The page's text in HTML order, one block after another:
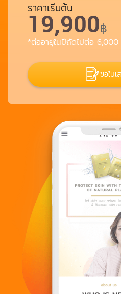
ราคาเริ่มต้น
19,900฿
*ต่ออายุในปีถัดไปต่อ
ขอใบเ